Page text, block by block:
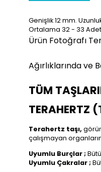
Genişlik 12 mm.
Ortalama 32 - 33
Ürün Fotoğrafı
Ağırlıklarında ve
TÜM
TERAHERTZ
Terahertz taşı,
çalışmayan
Uyumlu Burçlar ;
Uyumlu Çakralar ;